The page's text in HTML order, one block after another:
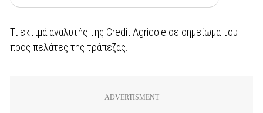
Τι εκτιμά αναλυτής της Credit Agricole σε σημείωμα του
προς πελάτες της τράπεζας.